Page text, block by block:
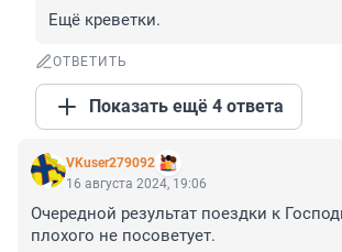
Ещё креветки.
ОТВЕТИТЬ
Показать ещё 4 ответа
VKuser279092
16 августа 2024, 19:06
Очередной результат поездки к
плохого не посоветует.